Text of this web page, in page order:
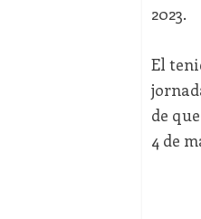
2023.
El
de
4 de